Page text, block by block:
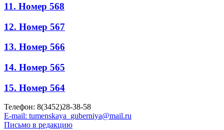
11. Номер 568
12. Номер 567
13. Номер 566
14. Номер 565
15. Номер 564
Телефон: 8(3452)28-38-58
E-mail: tumenskaya_guberniya@mail.ru
Письмо в редакцию